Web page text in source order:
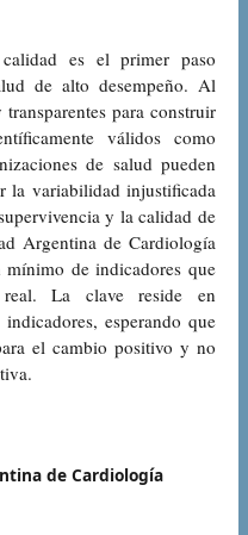
es el primer paso
de alto desempeño. Al
para construir
válidos como
de salud pueden
la variabilidad injustificada
y la calidad de
Argentina de Cardiología
de indicadores que
La clave reside en
esperando que
el cambio positivo y no
de Cardiología